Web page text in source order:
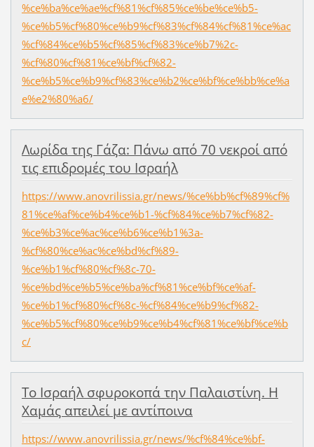
%ce%ba%ce%ae%cf%81%cf%85%ce%be%ce%b5-
%ce%b5%cf%80%ce%b9%cf%83%cf%84%cf%81%ce%ac
%cf%84%ce%b5%cf%85%cf%83%ce%b7%2c-
%cf%80%cf%81%ce%bf%cf%82-
%ce%b5%ce%b9%cf%83%ce%b2%ce%bf%ce%bb%ce%a
e%e2%80%a6/
Λωρίδα της Γάζα: Πάνω από 70 νεκροί από
τις επιδρομές του Ισραήλ
https://www.anovrilissia.gr/news/%ce%bb%cf%89%cf%
81%ce%af%ce%b4%ce%b1-%cf%84%ce%b7%cf%82-
%ce%b3%ce%ac%ce%b6%ce%b1%3a-
%cf%80%ce%ac%ce%bd%cf%89-
%ce%b1%cf%80%cf%8c-70-
%ce%bd%ce%b5%ce%ba%cf%81%ce%bf%ce%af-
%ce%b1%cf%80%cf%8c-%cf%84%ce%b9%cf%82-
%ce%b5%cf%80%ce%b9%ce%b4%cf%81%ce%bf%ce%b
c/
Το Ισραήλ σφυροκοπά την Παλαιστίνη. Η
Χαμάς απειλεί με αντίποινα
https://www.anovrilissia.gr/news/%cf%84%ce%bf-